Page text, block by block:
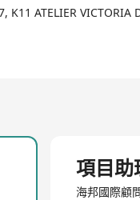
K11 ATELIER
項目助
海邦國際顧